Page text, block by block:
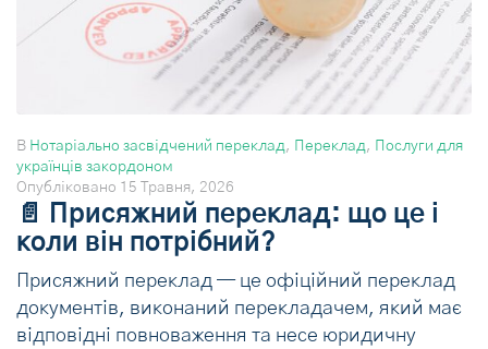
В Нотаріально засвідчений переклад, Переклад,
Послуги для
українців закордоном
Опубліковано 15 Травня, 2026
📄 Присяжний переклад: що це і
коли він потрібний?
Присяжний переклад — це офіційний переклад
документів, виконаний перекладачем, який має
відповідні повноваження та несе юридичну